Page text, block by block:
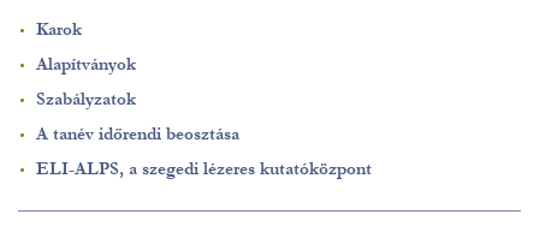
Karok
Alapítványok
Szabályzatok
A tanév időrendi beosztása
ELI-ALPS, a szegedi lézeres kutatóközpont